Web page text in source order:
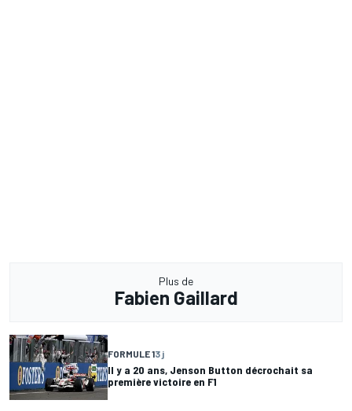
Plus de
Fabien Gaillard
FORMULE 13 j
Il y a 20 ans, Jenson Button décrochait sa
première victoire en F1